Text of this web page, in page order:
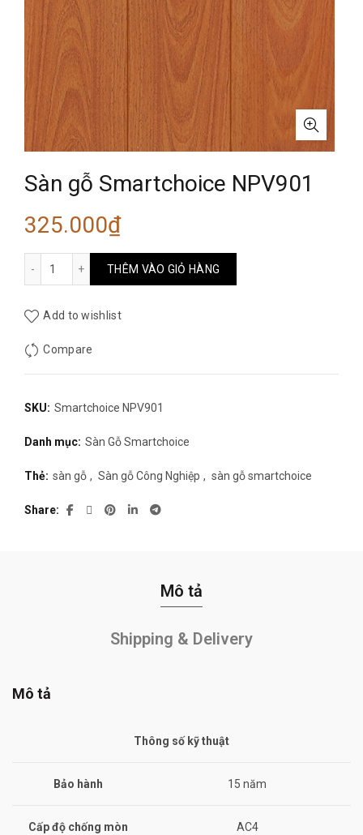
Sàn gỗ Smartchoice NPV901
325.000₫
Sàn gỗ Smartchoice NPV901 số lượng
THÊM VÀO GIỎ HÀNG
Add to wishlist
Compare
SKU: Smartchoice NPV901
Danh mục: Sàn Gỗ Smartchoice
Thẻ: sàn gỗ , Sàn gỗ Công Nghiệp , sàn gỗ smartchoice
Share
Mô tả
Shipping & Delivery
Mô tả
Thông số kỹ thuật
Bảo hành 15 năm
Cấp độ chống mòn AC4